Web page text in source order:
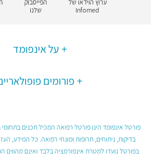
Infomed
שלנו
על אינפומד
פורומים
פורטל אינפומד הינו פורטל רפואה המכיל תכנים
בדיקות, ניתוחים, תרופות ומונחי רפואה. כל המידע,
בפורטל נועדו למטרת אינפורמציה בלבד ואינם מהווים